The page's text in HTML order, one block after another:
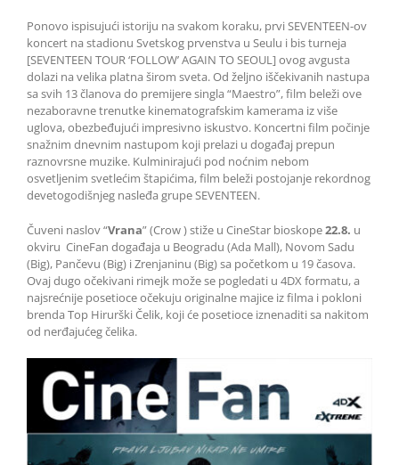
Ponovo ispisujući istoriju na svakom koraku, prvi SEVENTEEN-ov
koncert na stadionu Svetskog prvenstva u Seulu i bis turneja
[SEVENTEEN TOUR ‘FOLLOW’ AGAIN TO SEOUL] ovog avgusta
dolazi na velika platna širom sveta. Od željno iščekivanih nastupa
sa svih 13 članova do premijere singla “Maestro”, film beleži ove
nezaboravne trenutke kinematografskim kamerama iz više
uglova, obezbeđujući impresivno iskustvo. Koncertni film počinje
snažnim dnevnim nastupom koji prelazi u događaj prepun
raznovrsne muzike. Kulminirajući pod noćnim nebom
osvetljenim svetlećim štapićima, film beleži postojanje rekordnog
devetogodišnjeg nasleđa grupe SEVENTEEN.
Čuveni naslov “Vrana” (Crow ) stiže u CineStar bioskope22.8. u
okviru CineFan događaja u Beogradu (Ada Mall), Novom Sadu
(Big), Pančevu (Big) i Zrenjaninu (Big) sa početkom u 19 časova.
Ovaj dugo očekivani rimejk može se pogledati u 4DX formatu, a
najsrećnije posetioce očekuju originalne majice iz filma i pokloni
brenda Top Hirurški Čelik, koji će posetioce iznenaditi sa nakitom
od nerđajućeg čelika.